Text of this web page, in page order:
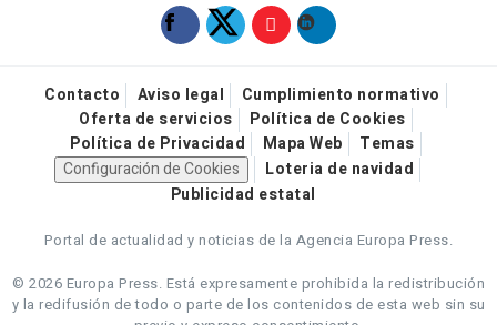
Contacto Aviso legal
Cumplimiento normativo
Oferta de servicios
Política de Cookies
Política de Privacidad
Mapa Web
Temas
Configuración de Cookies
Loteria de navidad
Publicidad estatal
Portal de actualidad y noticias de la Agencia Europa Press.
© 2026 Europa Press. Está expresamente prohibida la redistribución
y la redifusión de todo o parte de los contenidos de esta web sin su